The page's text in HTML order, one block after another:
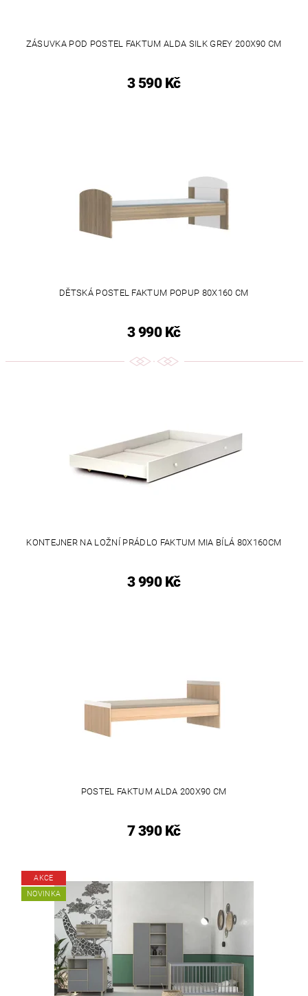
ZÁSUVKA POD POSTEL FAKTUM ALDA SILK GREY 200X90 CM
3 590 Kč
DĚTSKÁ POSTEL FAKTUM POPUP 80X160 CM
3 990 Kč
KONTEJNER NA LOŽNÍ PRÁDLO FAKTUM MIA BÍLÁ 80X160CM
3 990 Kč
POSTEL FAKTUM ALDA 200X90 CM
7 390 Kč
AKCE
NOVINKA